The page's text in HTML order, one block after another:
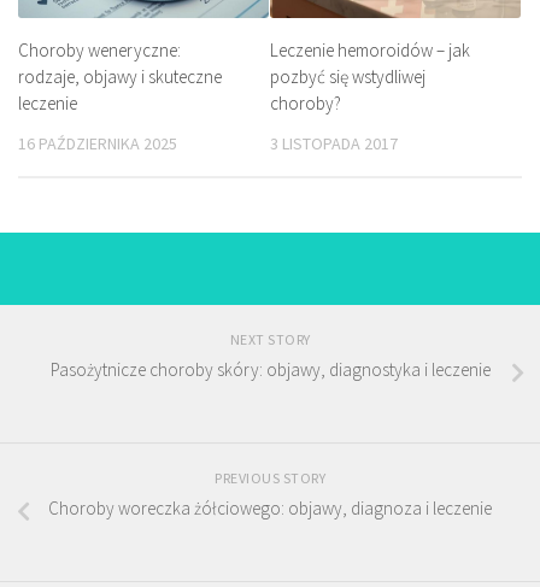
Choroby weneryczne:
rodzaje, objawy i skuteczne
leczenie
16 PAŹDZIERNIKA 2025
Leczenie hemoroidów – jak
pozbyć się wstydliwej
choroby?
3 LISTOPADA 2017
NEXT STORY
Pasożytnicze choroby skóry: objawy, diagnostyka i leczenie
PREVIOUS STORY
Choroby woreczka żółciowego: objawy, diagnoza i leczenie